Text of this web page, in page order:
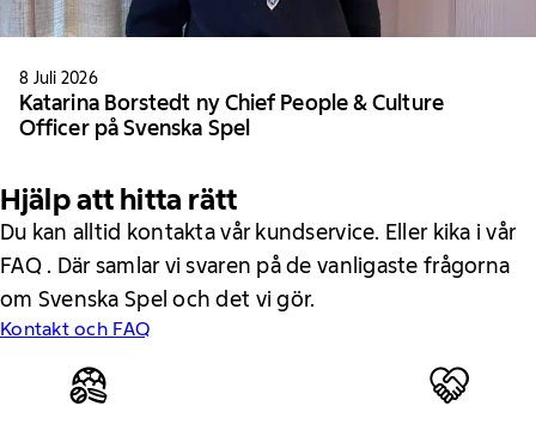
8 Juli 2026
Katarina Borstedt ny Chief People & Culture
Officer på Svenska Spel
Hjälp att hitta rätt
Du kan alltid kontakta vår kundservice. Eller kika i vår
FAQ . Där samlar vi svaren på de vanligaste frågorna
om Svenska Spel och det vi gör.
Kontakt och FAQ